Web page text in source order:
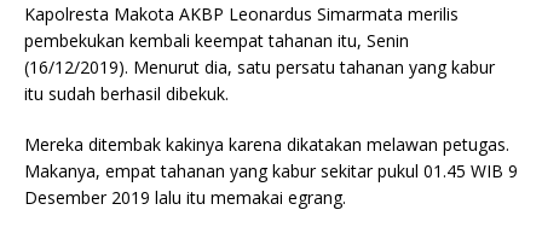
Kapolresta Makota AKBP Leonardus Simarmata merilis
pembekukan kembali keempat tahanan itu, Senin
(16/12/2019). Menurut dia, satu persatu tahanan yang kabur
itu sudah berhasil dibekuk.
Mereka ditembak kakinya karena dikatakan melawan petugas.
Makanya, empat tahanan yang kabur sekitar pukul 01.45 WIB 9
Desember 2019 lalu itu memakai egrang.